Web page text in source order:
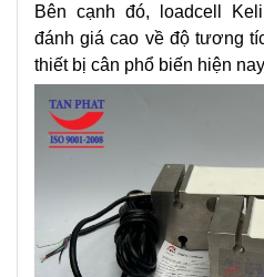
Bên cạnh đó, loadcell
đánh giá cao về độ tương
thiết bị cân phổ biến hiện